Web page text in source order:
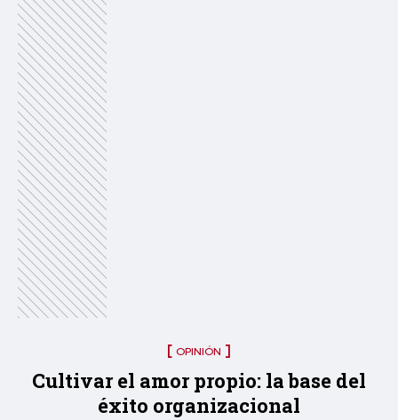
OPINIÓN
Cultivar el amor propio: la base del
éxito organizacional